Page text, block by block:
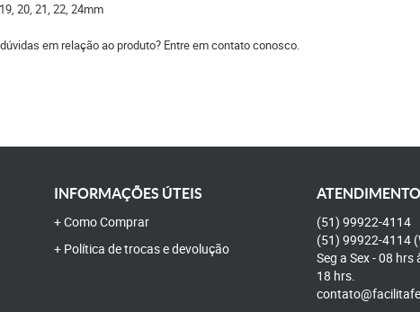
20, 21, 22, 24mm
em relação ao produto? Entre em contato conosco.
INFORMAÇÕES ÚTEIS
Como Comprar
Política de trocas e devolução
ATENDIMENTO
(51) 99922-4114
(51) 99922-4114
Seg a Sex - 08
18 hrs.